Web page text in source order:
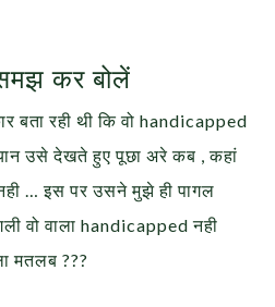
कर बोलें
बता रही थी कि वो handicapped
उसे देखते हुए पूछा अरे कब , कहां
… इस पर उसने मुझे ही पागल
वो वाला handicapped नही
मतलब ???